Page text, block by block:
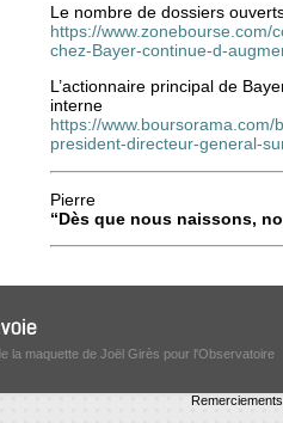
Le nombre de dossiers
https://www.zonebourse.com/
chez-Bayer-continue-d-
L’actionnaire principal de
interne
https://
president-directeur-general-
Pierre
“Dès que nous naissons,
la maquette de Joël Girès pour l'Observatoire